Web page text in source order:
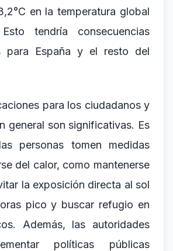
en la temperatura global
tendría consecuencias
para España y el resto del
para los ciudadanos y
general son significativas. Es
personas tomen medidas
del calor, como mantenerse
la exposición directa al sol
pico y buscar refugio en
Además, las autoridades
políticas públicas